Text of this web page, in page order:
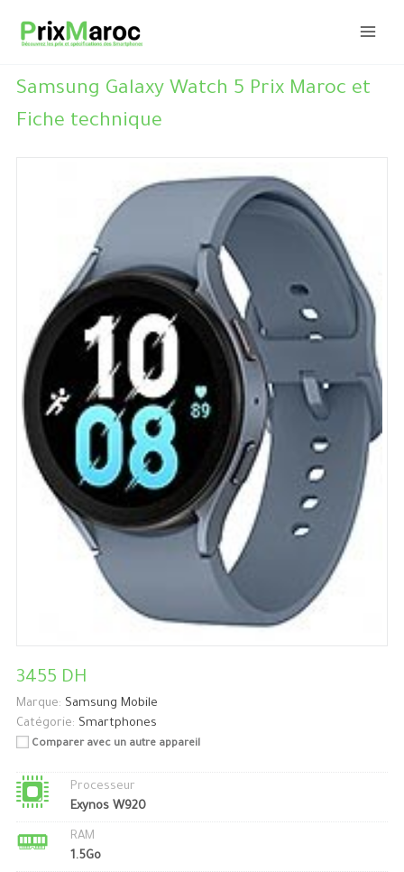
Samsung Galaxy Watch 5 Prix Maroc et
Fiche technique
3455 DH
Marque: Samsung Mobile
Catégorie: Smartphones
Comparer avec un autre appareil
Processeur
Exynos W920
RAM
1.5Go